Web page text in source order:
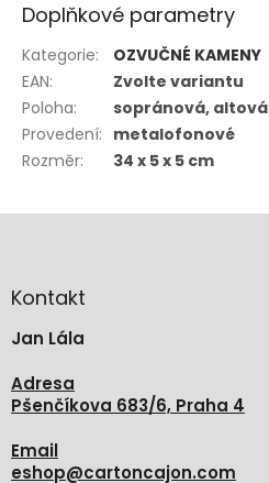
Doplňkové parametry
Kategorie:
OZVUČNÉ KAMENY
EAN:
Zvolte variantu
Poloha:
sopránová, altová
Provedení: metalofonové
Rozměr: 34 x 5 x 5 cm
aKontakt
Jan Lála
Adresa
Pšenčíkova 683/6, Praha 4
Email
eshop@cartoncajon.com